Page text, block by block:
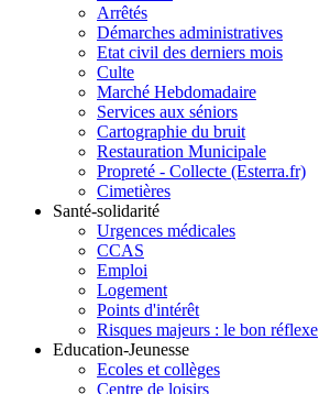
Arrêtés
Démarches administratives
Etat civil des derniers mois
Culte
Marché Hebdomadaire
Services aux séniors
Cartographie du bruit
Restauration Municipale
Propreté - Collecte (Esterra.fr)
Cimetières
Santé-solidarité
Urgences médicales
CCAS
Emploi
Logement
Points d'intérêt
Risques majeurs : le bon réflexe
Education-Jeunesse
Ecoles et collèges
Centre de loisirs